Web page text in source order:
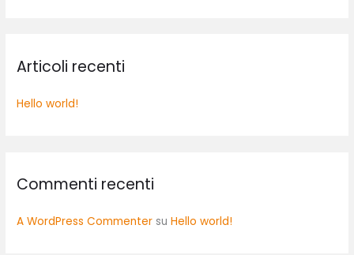
a
Articoli recenti
Hello world!
Commenti recenti
A WordPress Commenter suHello world!